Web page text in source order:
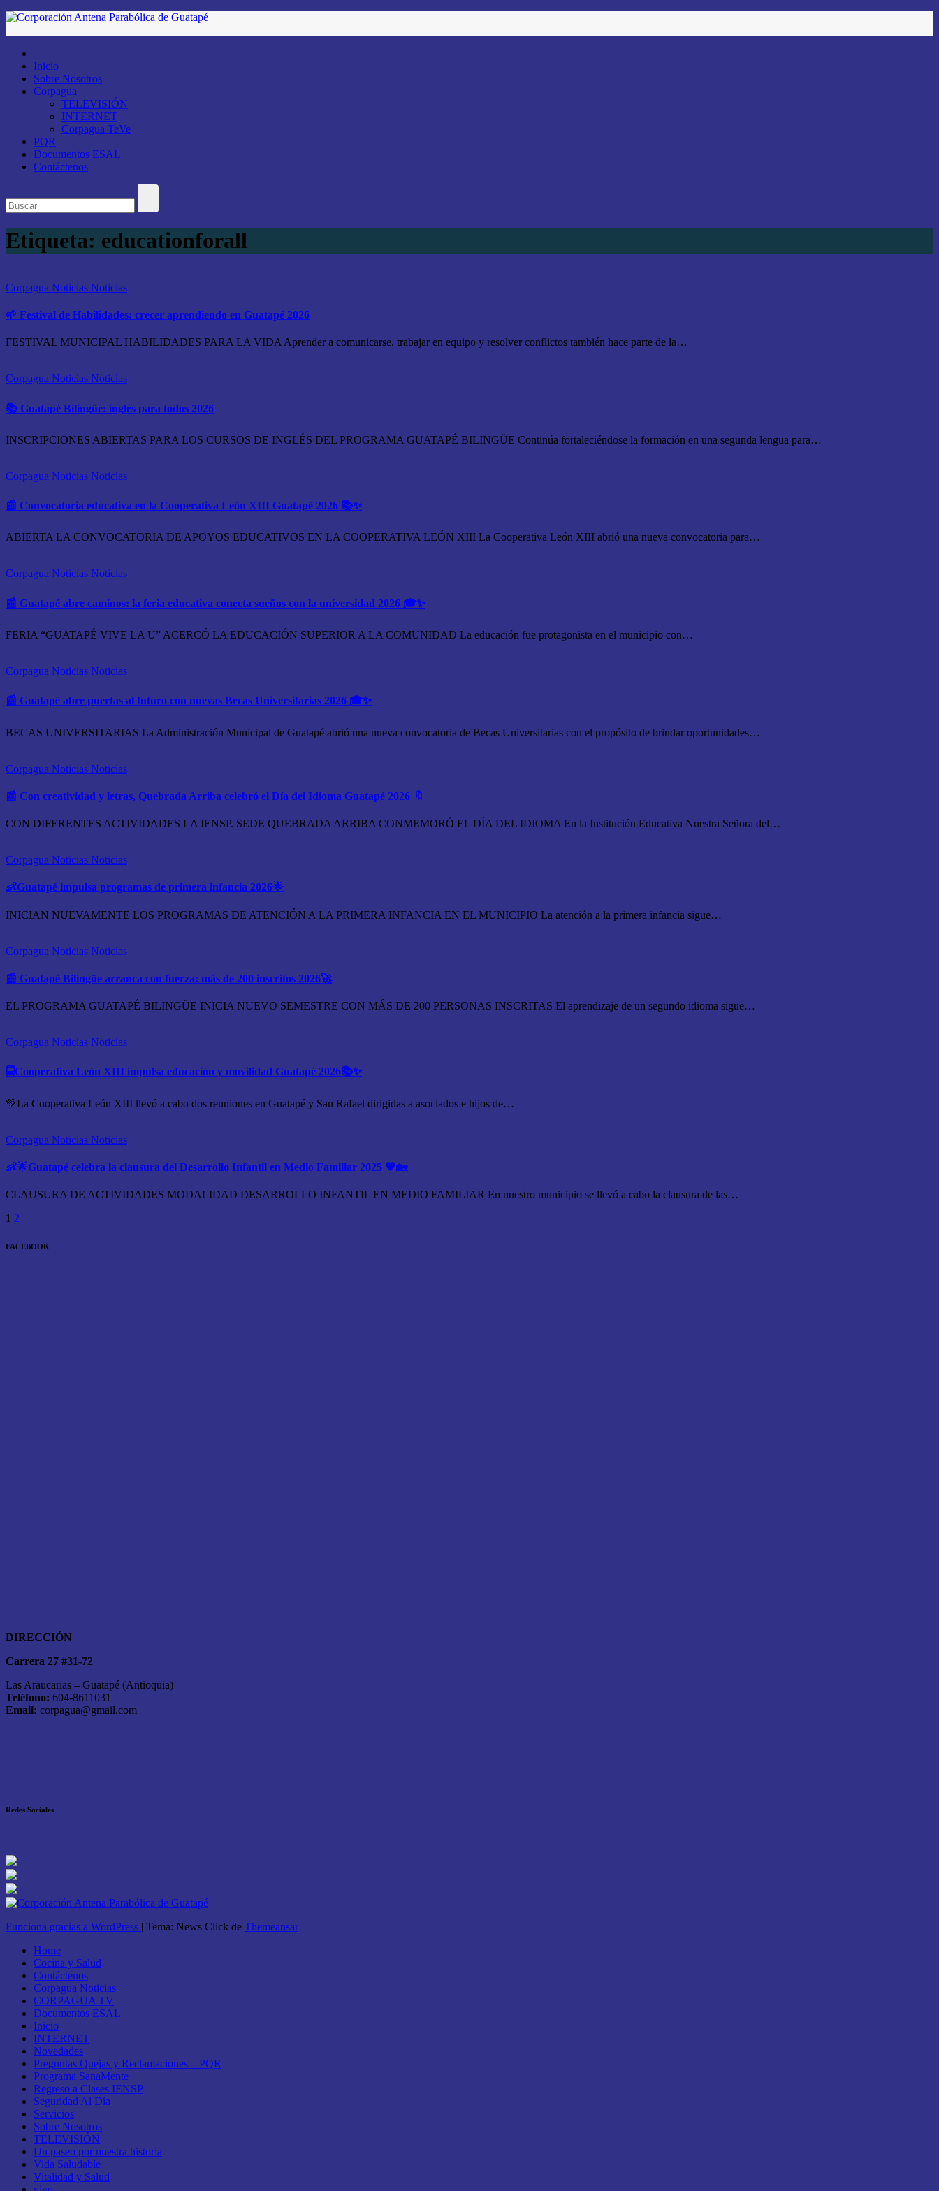
Saltar
Inicio
Sobre Nosotros
Corpagua
TELEVISIÓN
INTERNET
Corpagua TeVe
PQR
Documentos ESAL
Contáctenos
Etiqueta: educationforall
Corpagua Noticias Noticias
🌱 Festival de Habilidades: crecer aprendiendo en Guatapé 2026
FESTIVAL MUNICIPAL HABILIDADES PARA LA VIDA Aprender a comunicarse, trabajar en equipo y resolver conflictos también hace parte de la…
Corpagua Noticias Noticias
📚 Guatapé Bilingüe: inglés para todos 2026
INSCRIPCIONES ABIERTAS PARA LOS CURSOS DE INGLÉS DEL PROGRAMA GUATAPÉ BILINGÜE Continúa fortaleciéndose la formación en una segunda lengua para…
Corpagua Noticias Noticias
📰 Convocatoria educativa en la Cooperativa León XIII Guatapé 2026 📚✨
ABIERTA LA CONVOCATORIA DE APOYOS EDUCATIVOS EN LA COOPERATIVA LEÓN XIII La Cooperativa León XIII abrió una nueva convocatoria para…
Corpagua Noticias Noticias
📰 Guatapé abre caminos: la feria educativa conecta sueños con la universidad 2026 🎓✨
FERIA “GUATAPÉ VIVE LA U” ACERCÓ LA EDUCACIÓN SUPERIOR A LA COMUNIDAD La educación fue protagonista en el municipio con…
Corpagua Noticias Noticias
📰 Guatapé abre puertas al futuro con nuevas Becas Universitarias 2026 🎓✨
BECAS UNIVERSITARIAS La Administración Municipal de Guatapé abrió una nueva convocatoria de Becas Universitarias con el propósito de brindar oportunidades…
Corpagua Noticias Noticias
📰 Con creatividad y letras, Quebrada Arriba celebró el Día del Idioma Guatapé 2026 🔖
CON DIFERENTES ACTIVIDADES LA IENSP. SEDE QUEBRADA ARRIBA CONMEMORÓ EL DÍA DEL IDIOMA En la Institución Educativa Nuestra Señora del…
Corpagua Noticias Noticias
👶Guatapé impulsa programas de primera infancia 2026🌟
INICIAN NUEVAMENTE LOS PROGRAMAS DE ATENCIÓN A LA PRIMERA INFANCIA EN EL MUNICIPIO La atención a la primera infancia sigue…
Corpagua Noticias Noticias
📰 Guatapé Bilingüe arranca con fuerza: más de 200 inscritos 2026🚀
EL PROGRAMA GUATAPÉ BILINGÜE INICIA NUEVO SEMESTRE CON MÁS DE 200 PERSONAS INSCRITAS El aprendizaje de un segundo idioma sigue…
Corpagua Noticias Noticias
🚍Cooperativa León XIII impulsa educación y movilidad Guatapé 2026📚✨
💚La Cooperativa León XIII llevó a cabo dos reuniones en Guatapé y San Rafael dirigidas a asociados e hijos de…
Corpagua Noticias Noticias
👶🌟Guatapé celebra la clausura del Desarrollo Infantil en Medio Familiar 2025 💖🏡
CLAUSURA DE ACTIVIDADES MODALIDAD DESARROLLO INFANTIL EN MEDIO FAMILIAR En nuestro municipio se llevó a cabo la clausura de las…
Paginación
de
1 2
FACEBOOK
DIRECCIÓN
Carrera 27 #31-72
Las Araucarias – Guatapé (Antioquia)
Teléfono: 604-8611031
Email: corpagua@gmail.com
Redes Sociales
Funciona gracias a WordPress | Tema: News Click de Themeansar
Home
Cocina y Salud
Contáctenos
Corpagua Noticias
CORPAGUA TV
Documentos ESAL
Inicio
INTERNET
Novedades
Preguntas Quejas y Reclamaciones – PQR
Programa SanaMente
Regreso a Clases IENSP
Seguridad Al Día
Servicios
Sobre Nosotros
TELEVISIÓN
Un paseo por nuestra historia
Vida Saludable
Vitalidad y Salud